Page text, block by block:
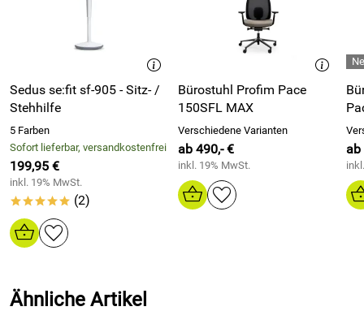
Technische Daten
elektromotorisch höhenverstellbar 650-1280 mm
mit Sensorabschaltung
Plattenart Melamin
Plattenstärke 19 mm
Sedus se:fit sf-905 - Sitz- /
Stehhilfe
5 Farben
Sofort lieferbar, versandkostenfrei
199,95 €
inkl. 19% MwSt.
***** (2)
Bürostuhl Profim Pace
150SFL MAX
Verschiedene Varianten
ab 490,- €
inkl. 19% MwSt.
ab
Ähnliche Artikel